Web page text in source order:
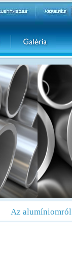
Az alumíniomról